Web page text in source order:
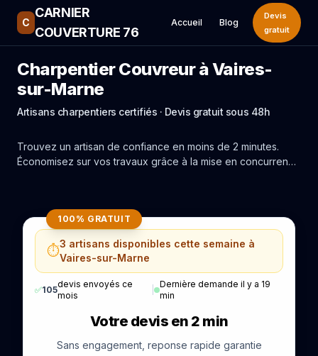
C
CARNIER
COUVERTURE 76
Accueil Blog
Devis
gratuit
Charpentier Couvreur à Vaires-
sur-Marne
Artisans charpentiers certifiés · Devis gratuit sous 48h
Trouvez un artisan de confiance en moins de 2 minutes.
Économisez sur vos travaux grâce à la mise en concurrence
100% GRATUIT
⏱️3 artisans disponibles cette semaine à
Vaires-sur-Marne
✅105
devis envoyés ce
mois
|
Dernière demande il y a 19
min
Votre devis en 2 min
Sans engagement, reponse rapide garantie